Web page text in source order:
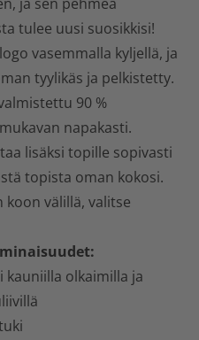
tulee uusi suosikkisi!
vasemmalla kyljellä, ja
tyylikäs ja pelkistetty.
90 %
napakasti.
lisäksi topille sopivasti
topista oman kokosi.
koon välillä, valitse
kauniilla olkaimilla ja